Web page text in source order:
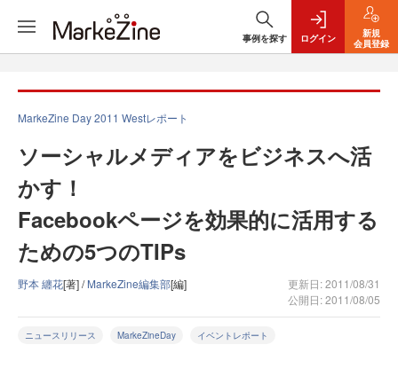
事例を探す ログイン
新規
会員登録
MarkeZine Day 2011 Westレポート
ソーシャルメディアをビジネスへ活
かす！
Facebookページを効果的に活用する
ための5つのTIPs
野本 纏花[著] /MarkeZine編集部[編]
更新日: 2011/08/31
公開日: 2011/08/05
ニュースリリース MarkeZineDay イベントレポート